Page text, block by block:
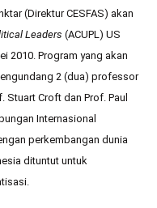
(Direktur CESFAS) akan
Leaders (ACUPL) US
2010. Program yang akan
2 (dua) professor
Stuart Croft dan Prof. Paul
Internasional
perkembangan dunia
dituntut untuk